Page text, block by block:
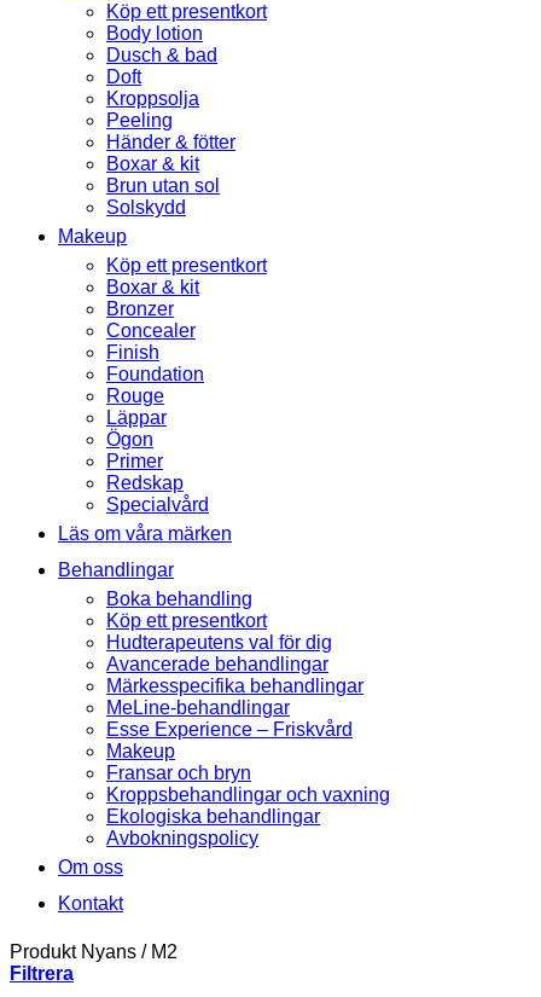
Köp ett presentkort
Body lotion
Dusch & bad
Doft
Kroppsolja
Peeling
Händer & fötter
Boxar & kit
Brun utan sol
Solskydd
Makeup
Köp ett presentkort
Boxar & kit
Bronzer
Concealer
Finish
Foundation
Rouge
Läppar
Ögon
Primer
Redskap
Specialvård
Läs om våra märken
Behandlingar
Boka behandling
Köp ett presentkort
Hudterapeutens val för dig
Avancerade behandlingar
Märkesspecifika behandlingar
MeLine-behandlingar
Esse Experience – Friskvård
Makeup
Fransar och bryn
Kroppsbehandlingar och vaxning
Ekologiska behandlingar
Avbokningspolicy
Om oss
Kontakt
Produkt Nyans /M2
Filtrera